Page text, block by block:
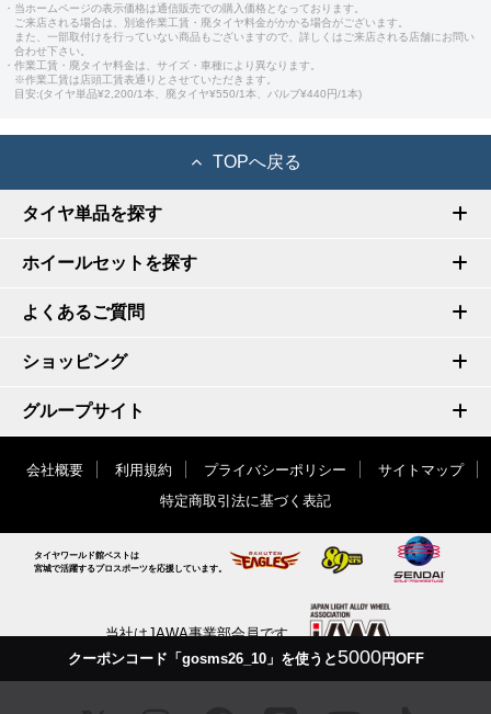
クーポンコード「gosms26_10」を使うと5000円OFF
・当ホームページの表示価格は通信販売での購入価格となっております。
ご来店される場合は、別途作業工賃・廃タイヤ料金がかかる場合がございます。
また、一部取付けを行っていない商品もございますので、詳しくはご来店される店舗にお問い
合わせ下さい。
・作業工賃・廃タイヤ料金は、サイズ・車種により異なります。
※作業工賃は店頭工賃表通りとさせていただきます。
目安:(タイヤ単品¥2,200/1本、廃タイヤ¥550/1本、バルブ¥440円/1本)
TOPへ戻る
タイヤ単品を探す
ホイールセットを探す
よくあるご質問
ショッピング
グループサイト
会社概要 利用規約 プライバシーポリシー
サイトマップ
特定商取引法に基づく表記
タイヤワールド館ベストは
宮城で活躍するプロスポーツを応援しています。
当社はJAWA事業部会員です